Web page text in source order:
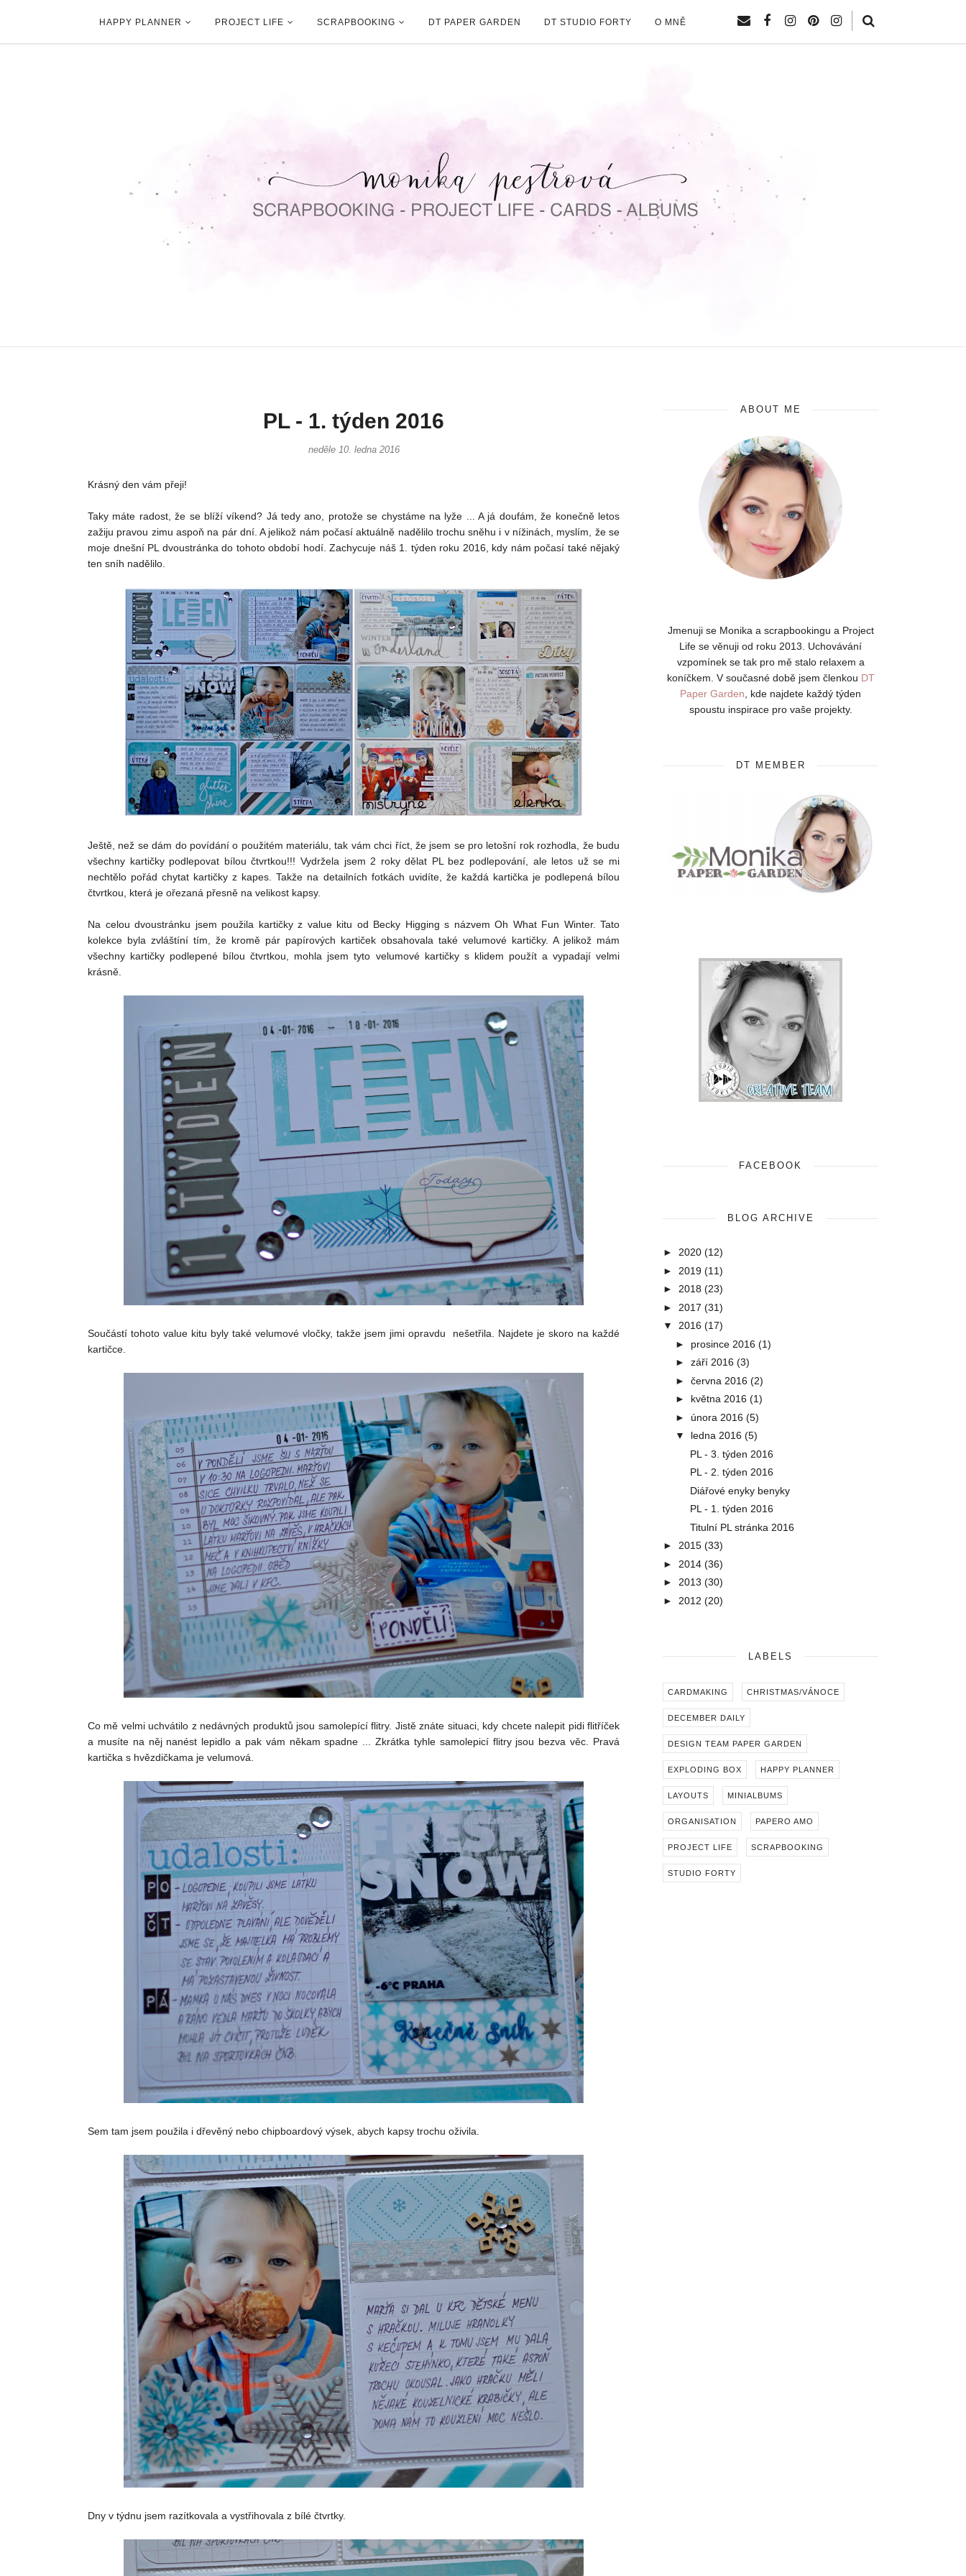
HAPPY PLANNER PROJECT LIFE SCRAPBOOKING DT PAPER GARDEN DT STUDIO FORTY O MNĚ
PL - 1. týden 2016
neděle 10. ledna 2016
Krásný den vám přeji!
Taky máte radost, že se blíží víkend? Já tedy ano, protože se chystáme na lyže ... A já doufám, že konečně letos
zažiju pravou zimu aspoň na pár dní. A jelikož nám počasí aktuálně nadělilo trochu sněhu i v nížinách, myslím, že se
moje dnešní PL dvoustránka do tohoto období hodí. Zachycuje náš 1. týden roku 2016, kdy nám počasí také nějaký
ten sníh nadělilo.
Ještě, než se dám do povídání o použitém materiálu, tak vám chci říct, že jsem se pro letošní rok rozhodla, že budu
všechny kartičky podlepovat bílou čtvrtkou!!! Vydržela jsem 2 roky dělat PL bez podlepování, ale letos už se mi
nechtělo pořád chytat kartičky z kapes. Takže na detailních fotkách uvidíte, že každá kartička je podlepená bílou
čtvrtkou, která je ořezaná přesně na velikost kapsy.
Na celou dvoustránku jsem použila kartičky z value kitu od Becky Higging s názvem Oh What Fun Winter. Tato
kolekce byla zvláštíní tím, že kromě pár papírových kartiček obsahovala také velumové kartičky. A jelikož mám
všechny kartičky podlepené bílou čtvrtkou, mohla jsem tyto velumové kartičky s klidem použít a vypadají velmi
krásně.
Součástí tohoto value kitu byly také velumové vločky, takže jsem jimi opravdu nešetřila. Najdete je skoro na každé
kartičce.
Co mě velmi uchvátilo z nedávných produktů jsou samolepící flitry. Jistě znáte situaci, kdy chcete nalepit pidi flitříček
a musíte na něj nanést lepidlo a pak vám někam spadne ... Zkrátka tyhle samolepicí flitry jsou bezva věc. Pravá
kartička s hvězdičkama je velumová.
Sem tam jsem použila i dřevěný nebo chipboardový výsek, abych kapsy trochu oživila.
Dny v týdnu jsem razítkovala a vystřihovala z bílé čtvrtky.
ABOUT ME
Jmenuji se Monika a scrapbookingu a Project
Life se věnuji od roku 2013. Uchovávání
vzpomínek se tak pro mě stalo relaxem a
koníčkem. V současné době jsem členkou DT
Paper Garden , kde najdete každý týden
spoustu inspirace pro vaše projekty.
DT MEMBER
FACEBOOK
BLOG ARCHIVE
► 2020 (12)
► 2019 (11)
► 2018 (23)
► 2017 (31)
▼
2016 (17)
► prosince 2016 (1)
► září 2016 (3)
► června 2016 (2)
► května 2016 (1)
► února 2016 (5)
▼
ledna 2016 (5)
PL - 3. týden 2016
PL - 2. týden 2016
Diářové enyky benyky
PL - 1. týden 2016
Titulní PL stránka 2016
► 2015 (33)
► 2014 (36)
► 2013 (30)
► 2012 (20)
LABELS
CARDMAKING CHRISTMAS/VÁNOCE
DECEMBER DAILY
DESIGN TEAM PAPER GARDEN
EXPLODING BOX HAPPY PLANNER
LAYOUTS MINIALBUMS
ORGANISATION PAPERO AMO
PROJECT LIFE SCRAPBOOKING
STUDIO FORTY